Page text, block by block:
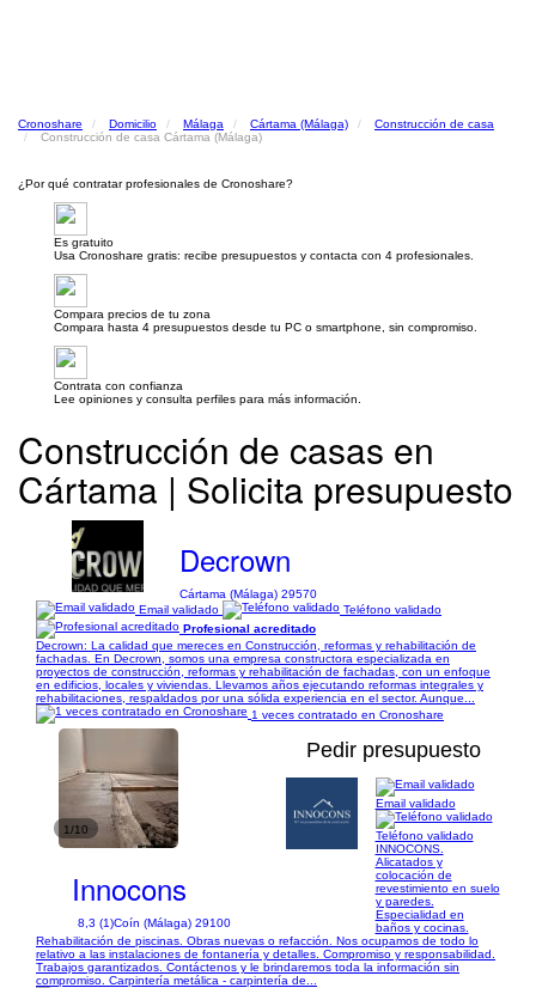
Cronoshare Domicilio Málaga Cártama (Málaga)
Construcción de casa
Construcción de casa Cártama (Málaga)
¿Por qué contratar profesionales de Cronoshare?
Es gratuito
Usa Cronoshare gratis: recibe presupuestos y contacta con 4 profesionales.
Compara precios de tu zona
Compara hasta 4 presupuestos desde tu PC o smartphone, sin compromiso.
Contrata con confianza
Lee opiniones y consulta perfiles para más información.
Construcción de casas en
Cártama | Solicita presupuesto
Decrown
Cártama (Málaga) 29570
Email validado
Teléfono validado
Profesional acreditado
Decrown: La calidad que mereces en Construcción, reformas y rehabilitación de
fachadas. En Decrown, somos una empresa constructora especializada en
proyectos de construcción, reformas y rehabilitación de fachadas, con un enfoque
en edificios, locales y viviendas. Llevamos años ejecutando reformas integrales y
rehabilitaciones, respaldados por una sólida experiencia en el sector. Aunque...
1 veces contratado en Cronoshare
1/10
Pedir presupuesto
Innocons
8,3 (1)Coín (Málaga) 29100
Email validado
Teléfono validado
INNOCONS.
Alicatados y
colocación de
revestimiento en suelo
y paredes.
Especialidad en
baños y cocinas.
Rehabilitación de piscinas. Obras nuevas o refacción. Nos ocupamos de todo lo
relativo a las instalaciones de fontanería y detalles. Compromiso y responsabilidad.
Trabajos garantizados. Contáctenos y le brindaremos toda la información sin
compromiso. Carpintería metálica - carpintería de...